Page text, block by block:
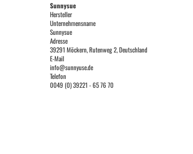
Sunnysue
Hersteller
Unternehmensname
Sunnysue
Adresse
39291 Möckern, Rutenweg 2, Deutschland
E-Mail
info@sunnyuse.de
Telefon
0049 (0) 39221 - 65 76 70